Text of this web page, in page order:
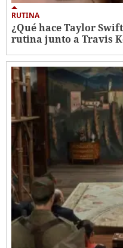
RUTINA
¿Qué hace Taylor
rutina junto a Travis